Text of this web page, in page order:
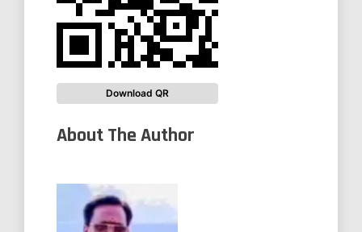
Download QR
About The Author